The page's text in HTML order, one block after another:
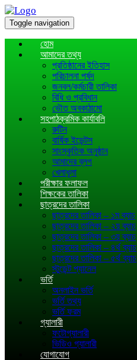
Toggle navigation
হোম
আমাদের তথ্য
প্রতিষ্ঠানের ইতিহাস
পরিচালনা পর্ষদ
জনবল/কর্মচারী তালিকা
বিধি ও প্রবিধান
ভৌত অবকাঠামো
সহপাঠক্রমিক কার্যাবলি
রুটিন
বার্ষিক ইভেন্টস
সাংস্কৃতিক অনুষ্ঠান
আমাদের ব্লগ
খেলাধূলা
পরীক্ষার ফলাফল
শিক্ষকের তালিকা
ছাত্রদের তালিকা
ছাত্রদের তালিকা – ১ম ব্যাচ
ছাত্রদের তালিকা – ২য় ব্যাচ
ছাত্রদের তালিকা – ৩য় ব্যাচ
ছাত্রদের তালিকা – ৪র্থ ব্যাচ
ছাত্রদের তালিকা – ৫র্থ ব্যাচ
স্টুডেন্ট প্যানেল
ভর্তি
অনলাইন ভর্তি
ভর্তি তথ্য
ভর্তি ফরম
গ্যালারী
ফটোগ্যালারী
ভিডিও গ্যালারী
যোগাযোগ